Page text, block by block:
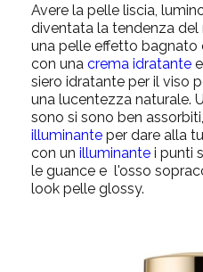
Avere la pelle liscia,
diventata la tendenza
una pelle effetto bagnato
con una crema idratante
siero idratante per il viso
una lucentezza naturale.
sono si sono ben
illuminante per dare alla
con un illuminante i punti
le guance e l'osso
look pelle glossy.